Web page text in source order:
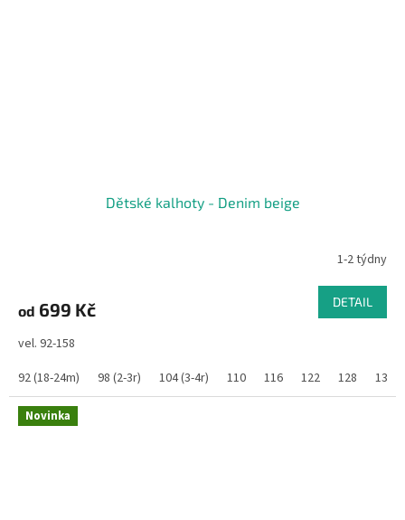
Dětské kalhoty - Denim beige
1-2 týdny
od 699 Kč DETAIL
vel. 92-158
92 (18-24m)
98 (2-3r) 104 (3-4r) 110 116 122 128 134
Novinka